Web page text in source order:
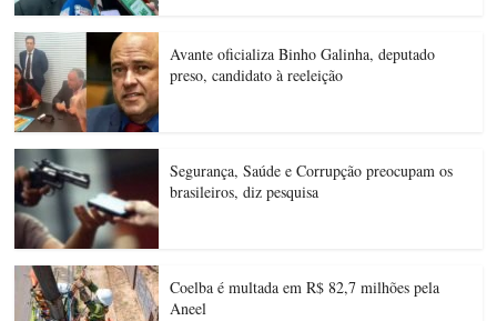
Avante oficializa Binho Galinha, deputado
preso, candidato à reeleição
Segurança, Saúde e Corrupção preocupam os
brasileiros, diz pesquisa
Coelba é multada em R$ 82,7 milhões pela
Aneel